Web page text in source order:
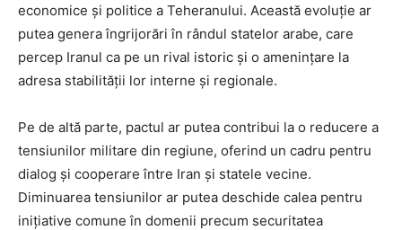
economice și politice a Teheranului. Această evoluție ar
putea genera îngrijorări în rândul statelor arabe, care
percep Iranul ca pe un rival istoric și o amenințare la
adresa stabilității lor interne și regionale.
Pe de altă parte, pactul ar putea contribui la o reducere a
tensiunilor militare din regiune, oferind un cadru pentru
dialog și cooperare între Iran și statele vecine.
Diminuarea tensiunilor ar putea deschide calea pentru
inițiative comune în domenii precum securitatea